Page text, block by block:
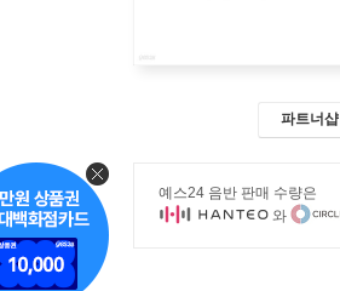
파트너샵
예스24 음반 판매 수량은
와